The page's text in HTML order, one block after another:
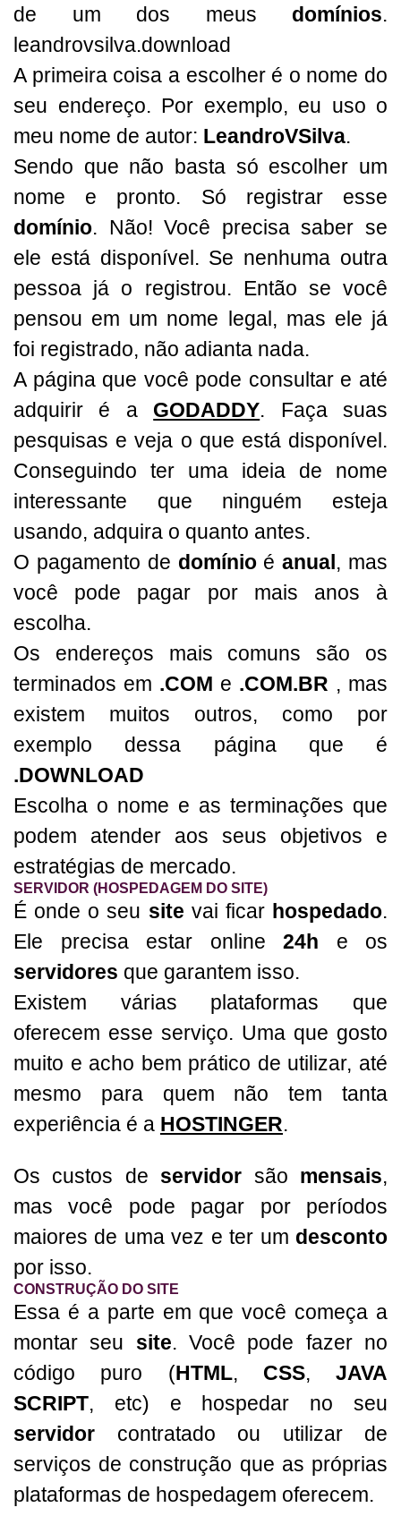
de um dos meus domínios.
leandrovsilva.download
A primeira coisa a escolher é o nome do
seu endereço. Por exemplo, eu uso o
meu nome de autor: LeandroVSilva.
Sendo que não basta só escolher um
nome e pronto. Só registrar esse
domínio. Não! Você precisa saber se
ele está disponível. Se nenhuma outra
pessoa já o registrou. Então se você
pensou em um nome legal, mas ele já
foi registrado, não adianta nada.
A página que você pode consultar e até
adquirir é a GODADDY. Faça suas
pesquisas e veja o que está disponível.
Conseguindo ter uma ideia de nome
interessante que ninguém esteja
usando, adquira o quanto antes.
O pagamento de domínioéanual, mas
você pode pagar por mais anos à
escolha.
Os endereços mais comuns são os
terminados em .COM e .COM.BR , mas
existem muitos outros, como por
exemplo dessa página que é
.DOWNLOAD
Escolha o nome e as terminações que
podem atender aos seus objetivos e
estratégias de mercado.
SERVIDOR (HOSPEDAGEM DO SITE)
É onde o seu site vai ficar hospedado.
Ele precisa estar online 24h e os
servidores que garantem isso.
Existem várias plataformas que
oferecem esse serviço. Uma que gosto
muito e acho bem prático de utilizar, até
mesmo para quem não tem tanta
experiência é a HOSTINGER.
Os custos de servidor são mensais,
mas você pode pagar por períodos
maiores de uma vez e ter um desconto
por isso.
CONSTRUÇÃO DO SITE
Essa é a parte em que você começa a
montar seu site. Você pode fazer no
código puro (HTML, CSS, JAVA
SCRIPT, etc) e hospedar no seu
servidor contratado ou utilizar de
serviços de construção que as próprias
plataformas de hospedagem oferecem.